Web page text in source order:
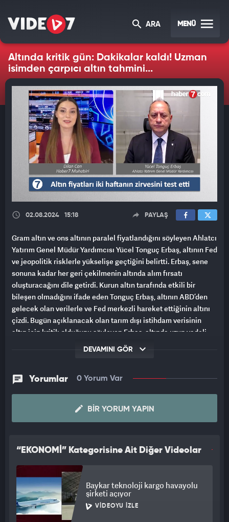
ARA MENÜ
Altında kritik gün: Dakikalar kaldı! Uzman
isimden çarpıcı altın tahmini...
02.08.2024 15:18 PAYLAŞ
Gram altın ve ons altının paralel fiyatlandığını söyleyen Ahlatcı
Yatırım Genel Müdür Yardımcısı Yücel Tonguç Erbaş, altının Fed
ve jeopolitik risklerle yükselişe geçtiğini belirtti. Erbaş, sene
sonuna kadar her geri çekilmenin altında alım fırsatı
oluşturacağını dile getirdi. Kurun altın tarafında etkili bir
bileşen olmadığını ifade eden Tonguç Erbaş, altının ABD’den
gelecek olan verilerle ve Fed merkezli hareket ettiğinin altını
çizdi. Bugün açıklanacak olan tarım dışı istihdam verisinin
altın için kritik olduğunu söyleyen Erbaş, altında uzun vadeli
yükseliş trendinin devam ettiğini de vurguladı.
DEVAMINI GÖR
Yorumlar 0 Yorum Var
BIR YORUM YAPIN
“EKONOMİ” Kategorisine Ait Diğer Videolar
Baykar teknoloji kargo havayolu
şirketi açıyor
VIDEOYU İZLE